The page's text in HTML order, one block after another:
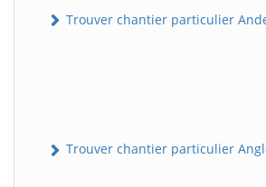
Trouver chantier particulier
Trouver chantier particulier